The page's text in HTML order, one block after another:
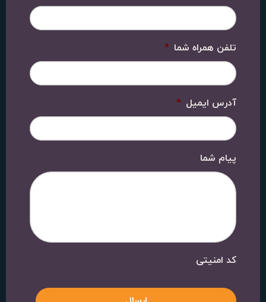
تلفن همراه شما *
آدرس ایمیل *
پیام شما
کد امنیتی